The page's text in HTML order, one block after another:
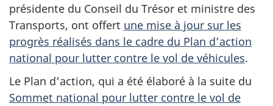
présidente du Conseil du Trésor et ministre des
Transports, ont offert une mise à jour sur les
progrès réalisés dans le cadre du Plan d’action
national pour lutter contre le vol de véhicules.
Le Plan d’action, qui a été élaboré à la suite du
Sommet national pour lutter contre le vol de